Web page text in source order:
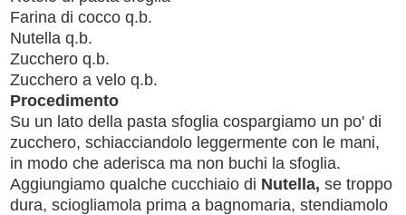
Farina di cocco q.b.
Nutella q.b.
Zucchero q.b.
Zucchero a velo q.b.
Procedimento
Su un lato della pasta sfoglia cospargiamo un po' di
zucchero, schiacciandolo leggermente con le mani,
in modo che aderisca ma non buchi la sfoglia.
Aggiungiamo qualche cucchiaio di Nutella, se troppo
dura, sciogliamola prima a bagnomaria, stendiamolo